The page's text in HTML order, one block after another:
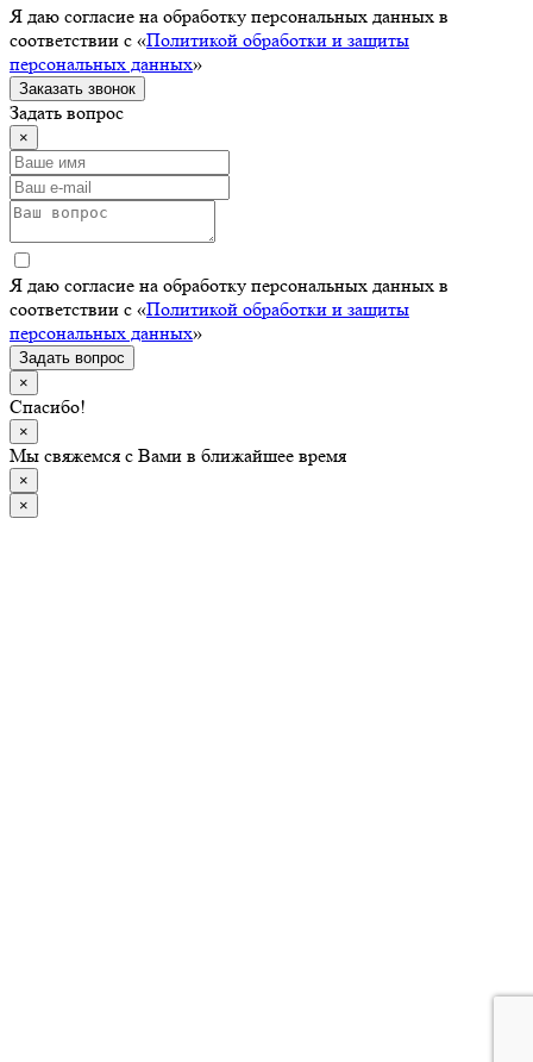
Я даю согласие на обработку персональных данных в
соответствии с «Политикой обработки и защиты
персональных данных»
Заказать звонок
Задать вопрос
×
Я даю согласие на обработку персональных данных в
соответствии с «Политикой обработки и защиты
персональных данных»
Задать вопрос
×
Спасибо!
×
Мы свяжемся с Вами в ближайшее время
×
×